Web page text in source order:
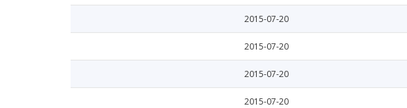
2015-07-20
2015-07-20
2015-07-20
2015-07-20